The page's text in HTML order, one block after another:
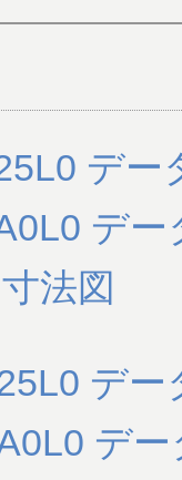
デー
デ
法図
デー
デ